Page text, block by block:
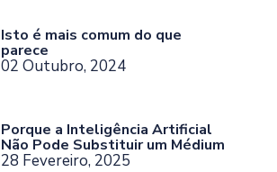
Isto é mais comum do que
parece
02 Outubro, 2024
Porque a Inteligência Artificial
Não Pode Substituir um Médium
28 Fevereiro, 2025